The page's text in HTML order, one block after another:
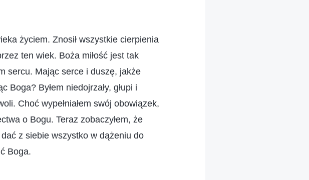
życiem. Znosił wszystkie cierpienia
ten wiek. Boża miłość jest tak
sercu. Mając serce i duszę, jakże
Boga? Byłem niedojrzały, głupi i
Choć wypełniałem swój obowiązek,
o Bogu. Teraz zobaczyłem, że
z siebie wszystko w dążeniu do
Boga.